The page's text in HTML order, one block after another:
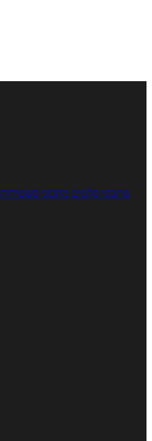
מתכוני סלטים מתכוני פשטידות